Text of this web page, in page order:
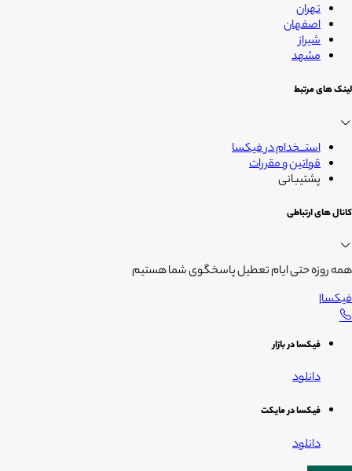
تهران
اصفهان
شیراز
مشهد
لینک های مرتبط
استــخدام در فیکسا
قوانین و مقررات
پشتیبانی
کانال های ارتباطی
همه روزه حتی ایام تعطیل پاسخگوی شما هستیم
فیکسا|
فیکسا در بازار
دانلود
فیکسا در مایکت
دانلود